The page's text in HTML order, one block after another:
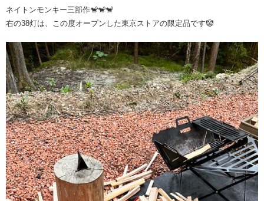
ネイトンモンキー三部作🐒🐒🐒
右の38灯は、この度オープンした東京ストアの限定品です🤡